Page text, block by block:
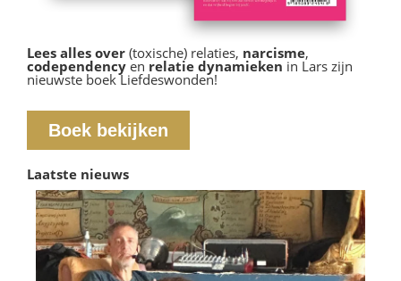
Lees alles over (toxische) relaties, narcisme,
codependency en relatie dynamieken in Lars zijn
nieuwste boek Liefdeswonden!
Boek bekijken
Laatste nieuws